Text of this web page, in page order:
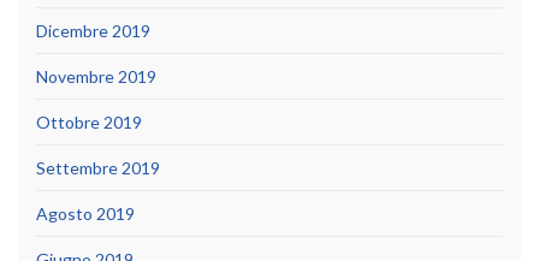
Dicembre 2019
Novembre 2019
Ottobre 2019
Settembre 2019
Agosto 2019